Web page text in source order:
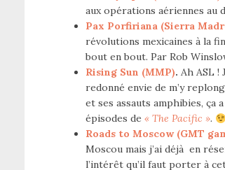
aux opérations aériennes au
Pax Porfiriana (Sierra
révolutions mexicaines à la
bout en bout. Par Rob
Rising Sun (MMP). Ah ASL !
redonné envie de m’y
et ses assauts amphibies, ça
épisodes de « The Pacific ».
Roads to Moscow (GMT
Moscou mais j’ai déjà en
l’intérêt qu’il faut porter à